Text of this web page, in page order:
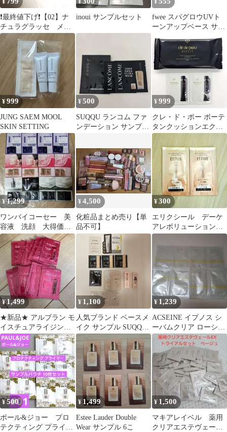
¥
❗️最終値下げ❗️【02】ナ
チュラグラッセ メイ
ク 化粧下地 日焼け
止め サンプル
¥
inoui サンプルセット
¥
fwee スパグロウUVト
ーンアップベース サン
プル 2個セット
¥999
JUNG SAEM MOOL
SKIN SETTING
¥500
SUQQU ランコム ファ
ンデーション サンプル
¥999
クレ・ド・ポー ボーテ
タンクッションエクラ
ルミヌ ヴォワールコレ
クチュール
¥1,299
ワンバイコーセー 美
容液 洗顔 大得価
格 ＋ オマケ付き
¥4,500
化粧品まとめ売り【単
品不可】
¥300
エリクシール デーケ
アレボリューショント
ーンアップ BE＋ca ピ
ュアベージュ
¥ 1,499
★新品★ アルブラン モ
イスチュアライジング
プライマーサンプル★
¥ 1,100
人気ブランド ベースメ
イク サンプル SUQQU
ByUR 未使用
¥ 1,239
ACSEINE イプノス シ
ーバムクリア ローショ
ン サンプル 8包
¥500
ポール&ジョー プロ
テクティング プライマ
¥ 1,499
Estee Lauder Double
Wear サンプル 6こ
¥ 1,500
マキアレイベル 薬用
クリアエステヴェール